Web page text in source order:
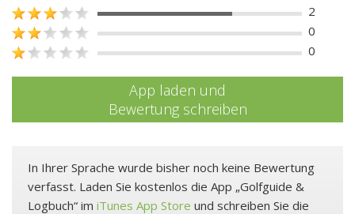
2
0
0
App laden und
Bewertung schreiben
In Ihrer Sprache wurde bisher noch keine Bewertung
verfasst. Laden Sie kostenlos die App „Golfguide &
Logbuch“ im iTunes App Store und schreiben Sie die